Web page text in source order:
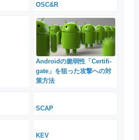
OSC&R
Androidの脆弱性「Certifi-
gate」を狙った攻撃への対
策方法
SCAP
KEV